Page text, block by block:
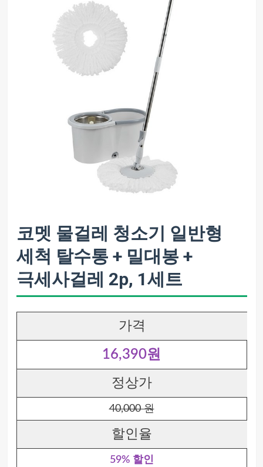
코멧 물걸레 청소기 일반형
세척 탈수통 + 밀대봉 +
극세사걸레 2p, 1세트
가격
16,390원
정상가
40,000 원
할인율
59% 할인